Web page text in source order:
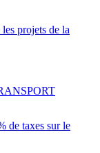
projets de la
de taxes sur le